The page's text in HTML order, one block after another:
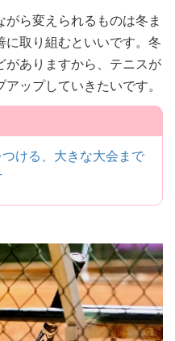
ら変えられるものは冬ま
取り組むといいです。冬
がありますから、テニスが
ップしていきたいです。
ける、大きな大会まで